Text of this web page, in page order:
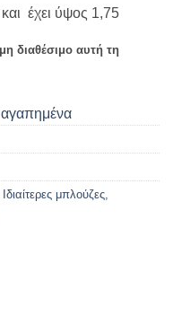
έχει ύψος 1,75
διαθέσιμο αυτή τη
Ιδιαίτερες μπλούζες